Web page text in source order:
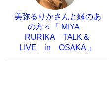
美弥るりかさんと縁のあ
の方々『 MIYA
RURIKA TALK＆
LIVE in OSAKA 』